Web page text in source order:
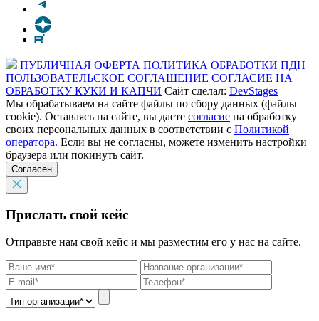
ПУБЛИЧНАЯ ОФЕРТА ПОЛИТИКА ОБРАБОТКИ ПДН
ПОЛЬЗОВАТЕЛЬСКОЕ СОГЛАШЕНИЕ СОГЛАСИЕ НА
ОБРАБОТКУ КУКИ И КАПЧИ Сайт сделал: DevStages
Мы обрабатываем на сайте файлы по сбору данных (файлы
cookie). Оставаясь на сайте, вы даете согласие на обработку
своих персональных данных в соответствии с Политикой
оператора. Если вы не согласны, можете изменить настройки
браузера или покинуть сайт.
Согласен
Прислать свой кейс
Отправьте нам свой кейс и мы разместим его у нас на сайте.